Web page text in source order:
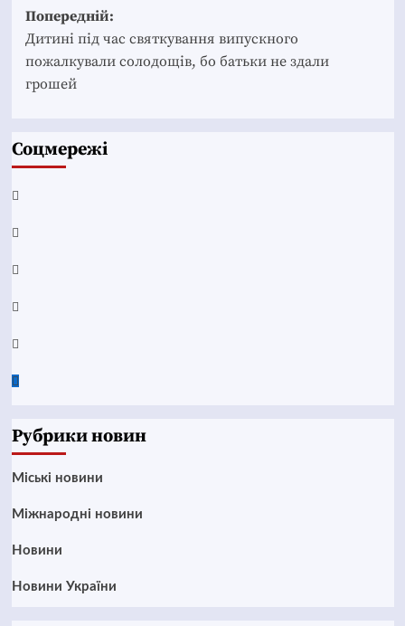
Post
navigation
Попередній:
Дитині під час святкування випускного
пожалкували солодощів, бо батьки не здали
грошей
Соцмережі
Facebook
YouTube
Telegram
Instagram
Twitter
Google
Рубрики новин
Mіські новини
Міжнародні новини
Новини
Новини України